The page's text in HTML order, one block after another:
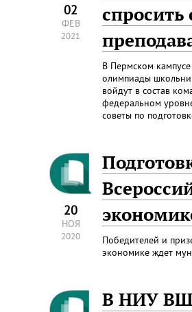
02
ФЕВ
2021
спросить
В Пермском
олимпиады
войдут в состав
федеральном
советы по
20
НОЯ
2020
Победителей и
экономике ждет
В НИУ